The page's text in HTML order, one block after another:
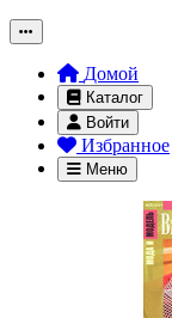
Домой
Каталог
Войти
Избранное
Меню